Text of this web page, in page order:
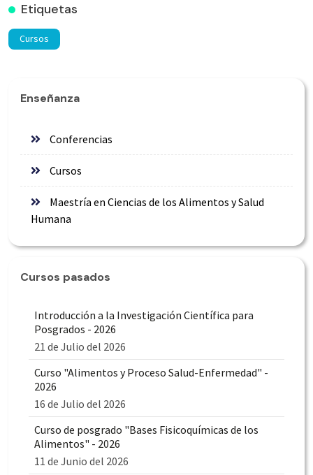
Etiquetas
Cursos
Enseñanza
Conferencias
Cursos
Maestría en Ciencias de los Alimentos y Salud
Humana
Cursos pasados
Introducción a la Investigación Científica para
Posgrados - 2026
21 de Julio del 2026
Curso "Alimentos y Proceso Salud-Enfermedad" -
2026
16 de Julio del 2026
Curso de posgrado "Bases Fisicoquímicas de los
Alimentos" - 2026
11 de Junio del 2026